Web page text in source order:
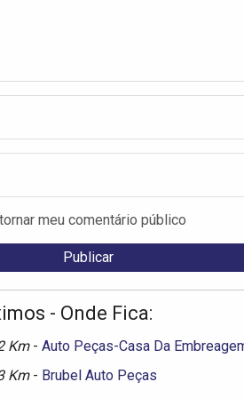
meu comentário público
- Onde Fica:
Km - Auto Peças-Casa Da
Km - Brubel Auto Peças